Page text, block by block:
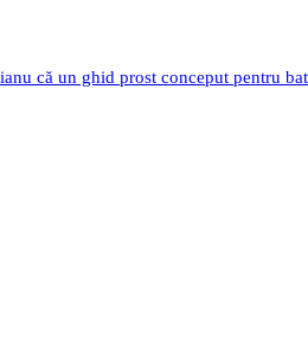
că un ghid prost conceput pentru